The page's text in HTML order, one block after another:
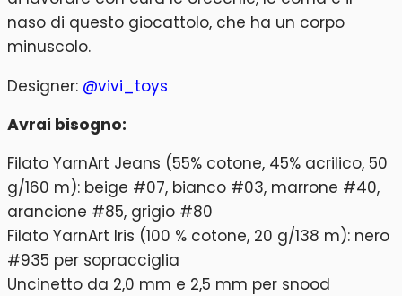
naso di questo giocattolo, che ha un corpo
minuscolo.
Designer: @vivi_toys
Avrai bisogno:
Filato YarnArt Jeans (55% cotone, 45% acrilico, 50
g/160 m): beige #07, bianco #03, marrone #40,
arancione #85, grigio #80
Filato YarnArt Iris (100 % cotone, 20 g/138 m): nero
#935 per sopracciglia
Uncinetto da 2,0 mm e 2,5 mm per snood